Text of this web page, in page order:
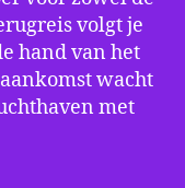
volgt je
hand van het
wacht
met